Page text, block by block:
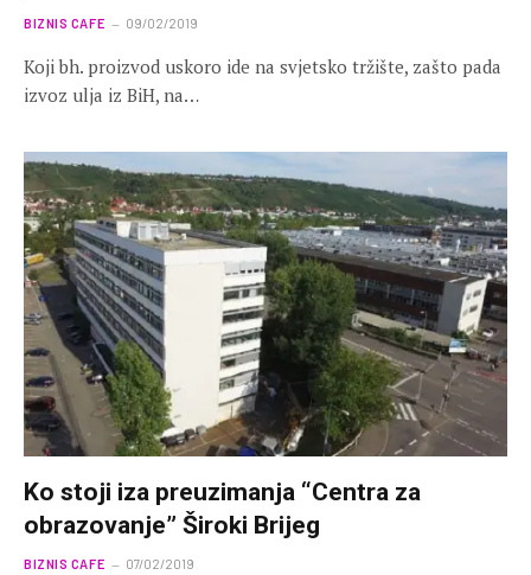
BIZNIS CAFE 09/02/2019
Koji bh. proizvod uskoro ide na svjetsko tržište, zašto pada
izvoz ulja iz BiH, na…
Ko stoji iza preuzimanja “Centra za
obrazovanje” Široki Brijeg
BIZNIS CAFE 07/02/2019